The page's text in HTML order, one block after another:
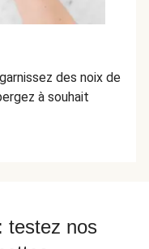
des noix de
à souhait
testez nos